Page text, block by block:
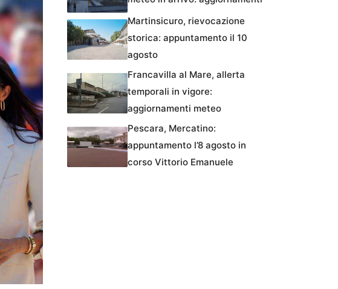
Martinsicuro, rievocazione
storica: appuntamento il 10
agosto
Francavilla al Mare, allerta
temporali in vigore:
aggiornamenti meteo
Pescara, Mercatino:
appuntamento l’8 agosto in
corso Vittorio Emanuele